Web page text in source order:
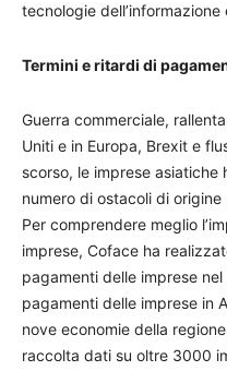
tecnologie
Termini e ritardi di
Guerra commerciale,
Uniti e in Europa, Brexit e
scorso, le imprese
numero di ostacoli di
Per comprendere meglio
imprese, Coface ha
pagamenti delle imprese nel
pagamenti delle imprese in
nove economie della
raccolta dati su oltre 3000